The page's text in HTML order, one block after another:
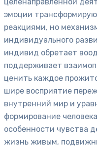
эмоции
реакциями, но
индивидуального
индивид обретает
поддерживает
ценить каждое
шире восприятие
внутренний мир и
формирование
особенности чувства
жизнь живым,